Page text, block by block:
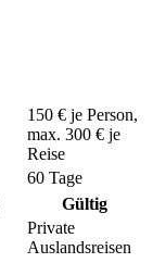
150 € je Person,
max. 300 € je
Reise
60 Tage
Gültig
Private
Auslandsreisen